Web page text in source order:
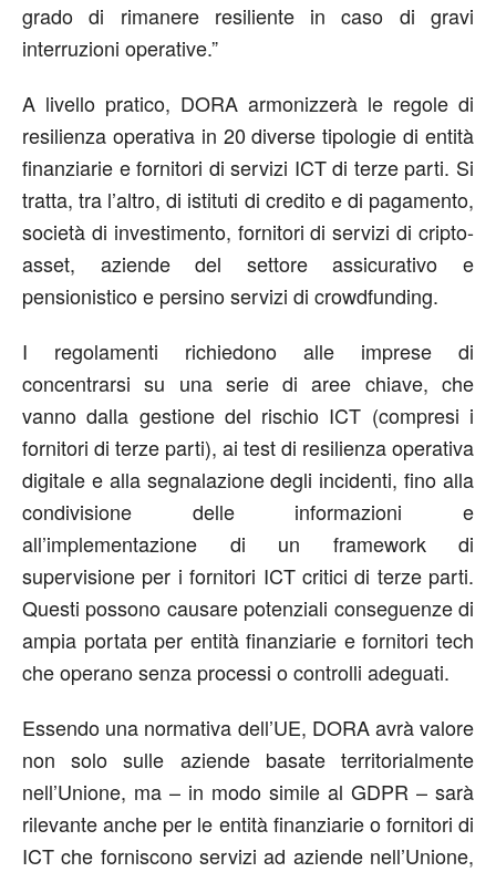
grado di rimanere resiliente in caso di gravi
interruzioni operative.”
A livello pratico, DORA armonizzerà le regole di
resilienza operativa in 20 diverse tipologie di entità
finanziarie e fornitori di servizi ICT di terze parti. Si
tratta, tra l’altro, di istituti di credito e di pagamento,
società di investimento, fornitori di servizi di cripto-
asset, aziende del settore assicurativo e
pensionistico e persino servizi di crowdfunding.
I regolamenti richiedono alle imprese di
concentrarsi su una serie di aree chiave, che
vanno dalla gestione del rischio ICT (compresi i
fornitori di terze parti), ai test di resilienza operativa
digitale e alla segnalazione degli incidenti, fino alla
condivisione delle informazioni e
all’implementazione di un framework di
supervisione per i fornitori ICT critici di terze parti.
Questi possono causare potenziali conseguenze di
ampia portata per entità finanziarie e fornitori tech
che operano senza processi o controlli adeguati.
Essendo una normativa dell’UE, DORA avrà valore
non solo sulle aziende basate territorialmente
nell’Unione, ma – in modo simile al GDPR – sarà
rilevante anche per le entità finanziarie o fornitori di
ICT che forniscono servizi ad aziende nell’Unione,